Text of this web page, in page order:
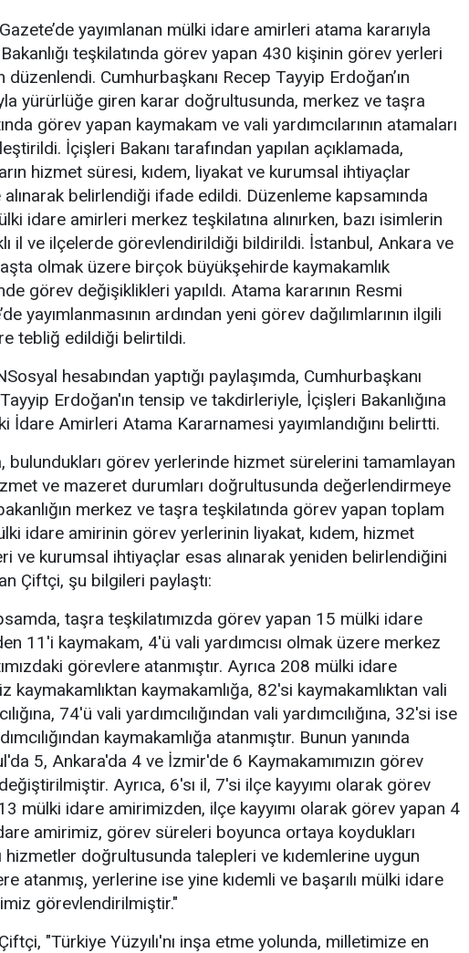
yayımlanan mülki idare amirleri atama kararıyla
teşkilatında görev yapan 430 kişinin görev yerleri
düzenlendi. Cumhurbaşkanı Recep Tayyip Erdoğan’ın
yürürlüğe giren karar doğrultusunda, merkez ve taşra
görev yapan kaymakam ve vali yardımcılarının atamaları
İçişleri Bakanı tarafından yapılan açıklamada,
hizmet süresi, kıdem, liyakat ve kurumsal ihtiyaçlar
alınarak belirlendiği ifade edildi. Düzenleme kapsamında
idare amirleri merkez teşkilatına alınırken, bazı isimlerin
il ve ilçelerde görevlendirildiği bildirildi. İstanbul, Ankara ve
olmak üzere birçok büyükşehirde kaymakamlık
görev değişiklikleri yapıldı. Atama kararının Resmi
yayımlanmasının ardından yeni görev dağılımlarının ilgili
tebliğ edildiği belirtildi.
hesabından yaptığı paylaşımda, Cumhurbaşkanı
Erdoğan'ın tensip ve takdirleriyle, İçişleri Bakanlığına
İdare Amirleri Atama Kararnamesi yayımlandığını belirtti.
bulundukları görev yerlerinde hizmet sürelerini tamamlayan
ve mazeret durumları doğrultusunda değerlendirmeye
merkez ve taşra teşkilatında görev yapan toplam
idare amirinin görev yerlerinin liyakat, kıdem, hizmet
ve kurumsal ihtiyaçlar esas alınarak yeniden belirlendiğini
Çiftçi, şu bilgileri paylaştı:
taşra teşkilatımızda görev yapan 15 mülki idare
11'i kaymakam, 4'ü vali yardımcısı olmak üzere merkez
görevlere atanmıştır. Ayrıca 208 mülki idare
kaymakamlıktan kaymakamlığa, 82'si kaymakamlıktan vali
74'ü vali yardımcılığından vali yardımcılığına, 32'si ise
kaymakamlığa atanmıştır. Bunun yanında
5, Ankara'da 4 ve İzmir'de 6 Kaymakamımızın görev
Ayrıca, 6'sı il, 7'si ilçe kayyımı olarak görev
mülki idare amirimizden, ilçe kayyımı olarak görev yapan 4
amirimiz, görev süreleri boyunca ortaya koydukları
hizmetler doğrultusunda talepleri ve kıdemlerine uygun
atanmış, yerlerine ise yine kıdemli ve başarılı mülki idare
görevlendirilmiştir."
"Türkiye Yüzyılı'nı inşa etme yolunda, milletimize en